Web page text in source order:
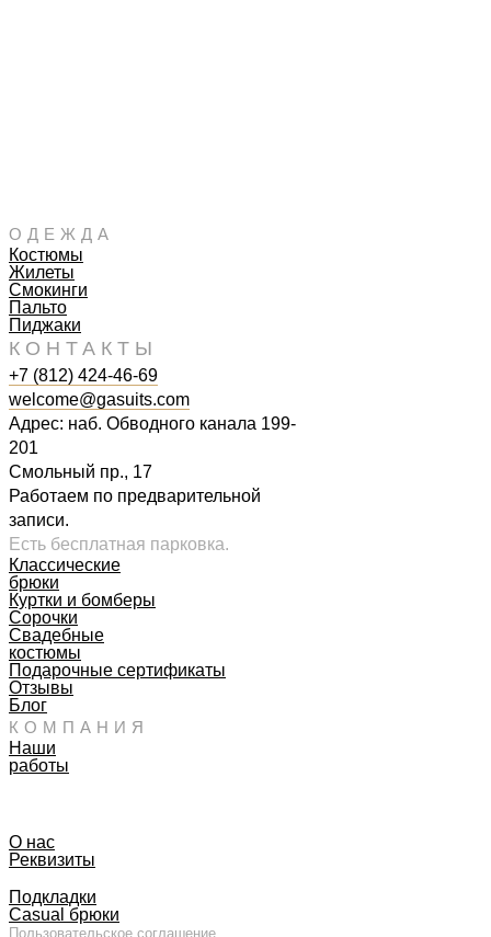
ОДЕЖДА
Костюмы
Жилеты
Смокинги
Пальто
Пиджаки
КОНТАКТЫ
+7 (812) 424-46-69
welcome@gasuits.com
Адрес: наб. Обводного канала 199-
201
Смольный пр., 17
Работаем по предварительной
записи.
Есть бесплатная парковка.
Классические
брюки
Куртки и бомберы
Сорочки
Свадебные
костюмы
Подарочные сертификаты
Отзывы
Блог
КОМПАНИЯ
Наши
работы
О нас
Реквизиты
Подкладки
Casual брюки
Пользовательское соглашение